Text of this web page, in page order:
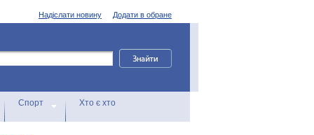
Додати в обране
Надіслати новину
Спорт Хто є хто